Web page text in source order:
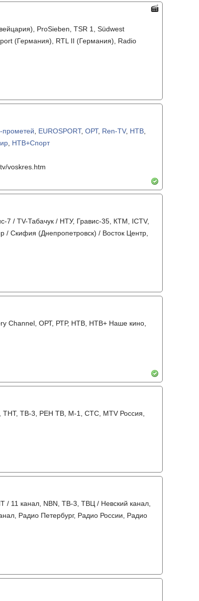
ProSieben, TSR 1, Südwest
(Германия), RTL II (Германия), Radio
EUROSPORT, ОРТ, Ren-TV, НТВ
НТВ+Спорт
voskres.htm
/ TV-Табачук / НТУ, Гравис-35, КТМ, ICTV,
Скифия (Днепропетровск) / Восток Центр,
Channel, ОРТ, РТР, НТВ, НТВ+ Наше кино,
ТНТ, ТВ-3, РЕН ТВ, М-1, СТС, MTV Россия,
11 канал, NBN, ТВ-3, ТВЦ / Невский канал,
Радио Петербург, Радио России, Радио